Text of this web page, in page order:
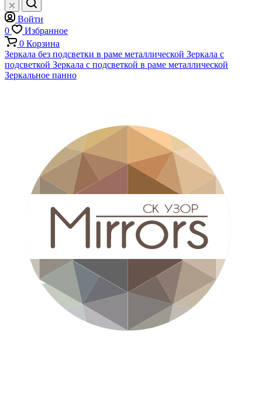
Войти
0
Избранное
0 Корзина
Зеркала без подсветки в раме металлической Зеркала с
подсветкой Зеркала с подсветкой в раме металлической
Зеркальное панно